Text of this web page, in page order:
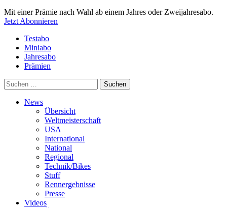
Mit einer Prämie nach Wahl ab einem Jahres oder Zweijahresabo.
Jetzt Abonnieren
Testabo
Miniabo
Jahresabo
Prämien
Suchen
nach:
News
Übersicht
Weltmeisterschaft
USA
International
National
Regional
Technik/Bikes
Stuff
Rennergebnisse
Presse
Videos